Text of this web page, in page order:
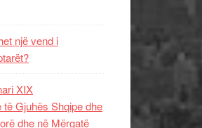
një vend i
XIX
Gjuhës Shqipe dhe
dhe në Mërgatë